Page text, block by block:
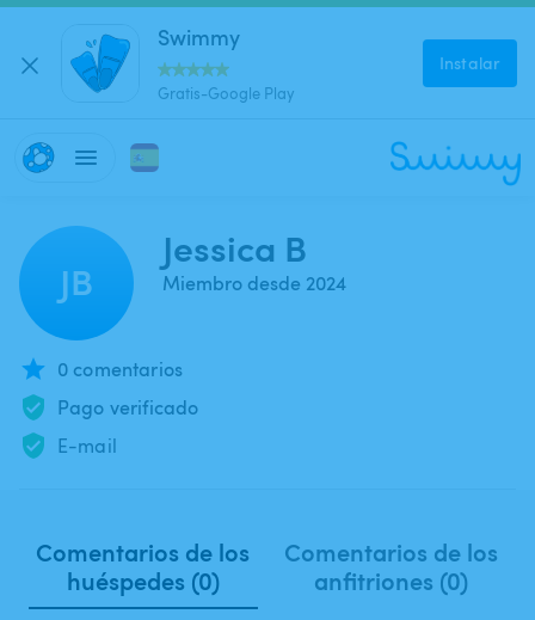
Swimmy
Gratis-Google Play
Instalar
JB
Jessica B
Miembro desde 2024
0 comentarios
Pago verificado
E-mail
Comentarios de los
huéspedes (0)
Comentarios de los
anfitriones (0)